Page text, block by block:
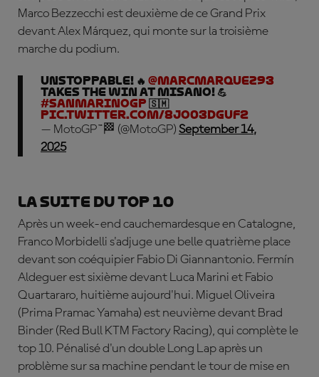
Marco Bezzecchi est deuxième de ce Grand Prix
devant Alex Márquez, qui monte sur la troisième
marche du podium.
UNSTOPPABLE! 🔥 @marcmarquez93
takes the win at Misano! 💪
#SanMarinoGP 🇸🇲
pic.twitter.com/8Jo03DguF2
— MotoGP™🏁 (@MotoGP) September 14,
2025
La suite du top 10
Après un week-end cauchemardesque en Catalogne,
Franco Morbidelli s'adjuge une belle quatrième place
devant son coéquipier Fabio Di Giannantonio. Fermín
Aldeguer est sixième devant Luca Marini et Fabio
Quartararo, huitième aujourd'hui. Miguel Oliveira
(Prima Pramac Yamaha) est neuvième devant Brad
Binder (Red Bull KTM Factory Racing), qui complète le
top 10. Pénalisé d'un double Long Lap après un
problème sur sa machine pendant le tour de mise en